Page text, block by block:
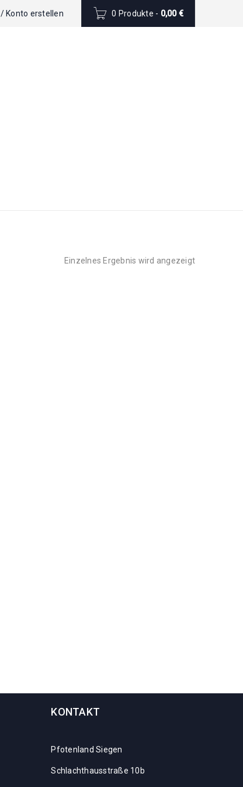
0 Produkte - 0,00€
/ Konto erstellen
Einzelnes Ergebnis wird angezeigt
KONTAKT
Pfotenland Siegen
Schlachthausstraße 10b